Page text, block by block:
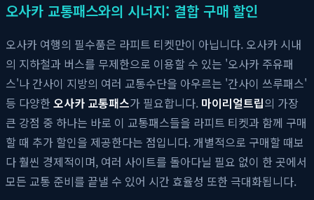
오사카 교통패스와의 시너지: 결합 구매 할인
오사카 여행의 필수품은 라피트 티켓만이 아닙니다. 오사카 시내
의 지하철과 버스를 무제한으로 이용할 수 있는 '오사카 주유패
스'나 간사이 지방의 여러 교통수단을 아우르는 '간사이 쓰루패스'
등 다양한 오사카 교통패스가 필요합니다. 마이리얼트립의 가장
큰 강점 중 하나는 바로 이 교통패스들을 라피트 티켓과 함께 구매
할 때 추가 할인을 제공한다는 점입니다. 개별적으로 구매할 때보
다 훨씬 경제적이며, 여러 사이트를 돌아다닐 필요 없이 한 곳에서
모든 교통 준비를 끝낼 수 있어 시간 효율성 또한 극대화됩니다.